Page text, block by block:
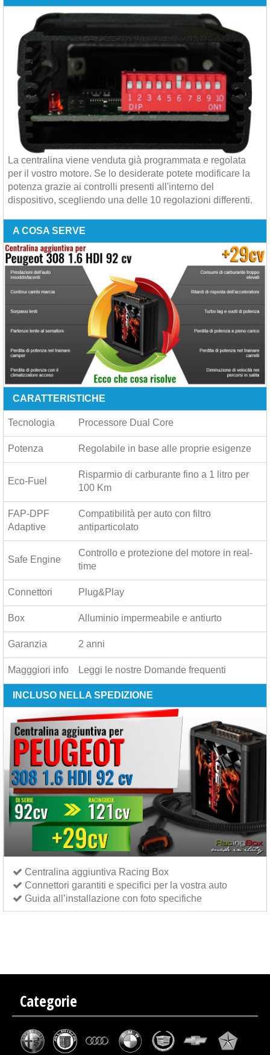
La centralina viene venduta già programmata e regolata
per il vostro motore. Se lo desiderate potete modificare la
potenza grazie ai controlli presenti all'interno del
dispositivo, scegliendo una delle 10 regolazioni differenti.
A COSA SERVE
CARATTERISTICHE
Tecnologia Processore Dual Core
Potenza Regolabile in base alle proprie esigenze
Eco-Fuel
Risparmio di carburante fino a 1 litro per
100 Km
FAP-DPF
Adaptive
Compatibilità per auto con filtro
antiparticolato
Safe Engine
Controllo e protezione del motore in real-
time
Connettori Plug&Play
Box Alluminio impermeabile e antiurto
Garanzia 2 anni
Magggiori info Leggi le nostre Domande frequenti
INCLUSO NELLA SPEDIZIONE
Centralina aggiuntiva Racing Box
Connettori garantiti e specifici per la vostra auto
Guida all’installazione con foto specifiche
Categorie